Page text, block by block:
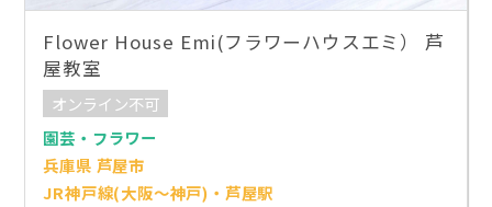
Flower House Emi(フラワーハウスエミ） 芦
屋教室
オンライン不可
園芸・フラワー
兵庫県 芦屋市
JR神戸線(大阪～神戸)・芦屋駅